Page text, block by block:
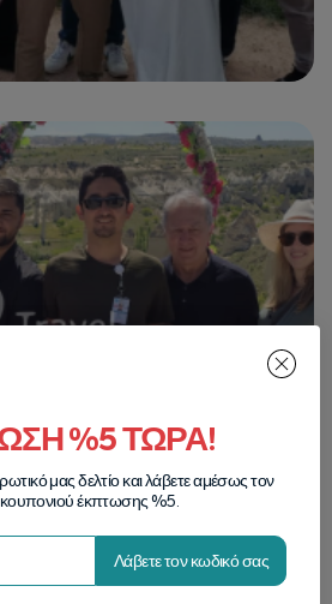
%5 ΤΩΡΑ!
μας δελτίο και λάβετε αμέσως τον
έκπτωσης %5.
Λάβετε τον κωδικό σας